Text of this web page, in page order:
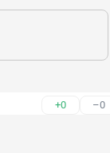
+0 –0